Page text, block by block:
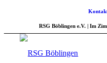
RSG Böblingen e.V. | Im